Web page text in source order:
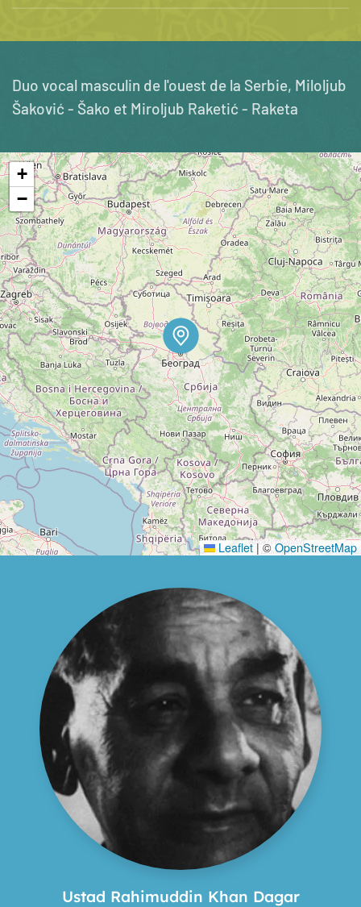
Duo vocal masculin de l'ouest de la Serbie, Miloljub
Šaković - Šako et Miroljub Raketić - Raketa
+
−
Leaflet |©OpenStreetMap
Ustad Rahimuddin Khan Dagar